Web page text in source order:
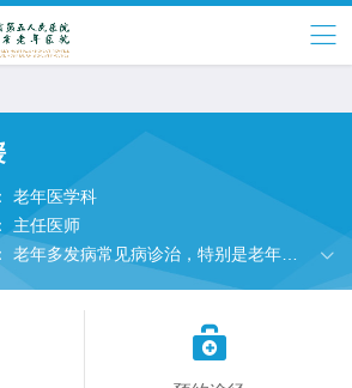
老年医学科
主任医师
老年多发病常见病诊治，特别是老年常
